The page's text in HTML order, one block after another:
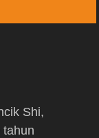
Shi,
tahun